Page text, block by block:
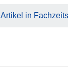
Artikel in